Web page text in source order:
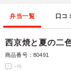
弁当一覧 口コ
西京焼と夏の二
商品番号：80491
-件